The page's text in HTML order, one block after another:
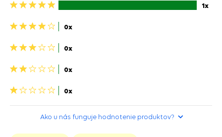
5
1x
4
0x
3
0x
2
0x
1
0x
Ako u nás funguje hodnotenie produktov?